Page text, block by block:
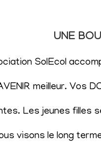
UNE
SolEcol
meilleur. Vos
Les jeunes filles
visons le long